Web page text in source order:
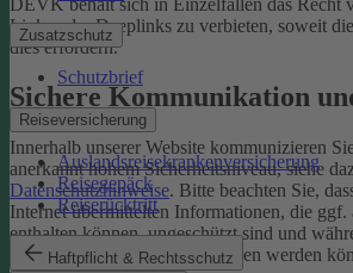
Zusatzschutz
Schutzbrief
Reiseversicherung
Auslandsreisekrankenversicherung
Reisegepäck
Reiserücktritt
Haftpflicht & Rechtsschutz
Links oder Deeplinks zu verbieten, soweit
dies erfordern.
Sichere Kommunikation
Innerhalb unserer Website kommunizieren
anerkannt hohem Sicherheitsniveau, siehe
Datenschutzhinweise. Bitte beachten Sie,
Internet übermittelten Informationen, die ggf.
enthalten können, ungeschützt sind und
potenziell von Dritten eingesehen werden